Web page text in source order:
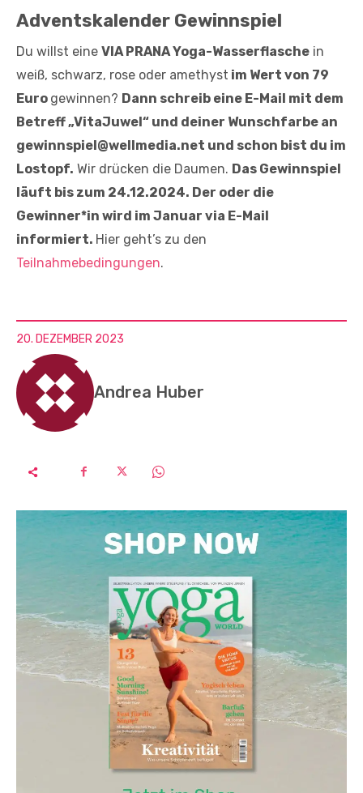
Adventskalender Gewinnspiel
Du willst eine VIA PRANA Yoga-Wasserflasche in
weiß, schwarz, rose oder amethyst im Wert von 79
Euro gewinnen? Dann schreib eine E-Mail mit dem
Betreff „VitaJuwel“ und deiner Wunschfarbe an
gewinnspiel@wellmedia.net und schon bist du im
Lostopf. Wir drücken die Daumen. Das Gewinnspiel
läuft bis zum 24.12.2024. Der oder die
Gewinner*in wird im Januar via E-Mail
informiert. Hier geht’s zu den
Teilnahmebedingungen.
20. DEZEMBER 2023
Andrea Huber